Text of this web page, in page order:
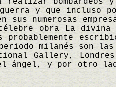
bombardeos
y que incluso
numerosas
obra La divina
milanés son
Gallery,
ángel, y por otro